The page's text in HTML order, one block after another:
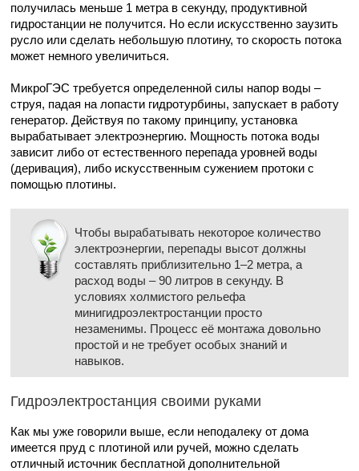
получилась меньше 1 метра в секунду, продуктивной
гидростанции не получится. Но если искусственно заузить
русло или сделать небольшую плотину, то скорость потока
может немного увеличиться.
МикроГЭС требуется определенной силы напор воды –
струя, падая на лопасти гидротурбины, запускает в работу
генератор. Действуя по такому принципу, установка
вырабатывает электроэнергию. Мощность потока воды
зависит либо от естественного перепада уровней воды
(деривация), либо искусственным сужением протоки с
помощью плотины.
Чтобы вырабатывать некоторое количество
электроэнергии, перепады высот должны
составлять приблизительно 1–2 метра, а
расход воды – 90 литров в секунду. В
условиях холмистого рельефа
минигидроэлектростанции просто
незаменимы. Процесс её монтажа довольно
простой и не требует особых знаний и
навыков.
Гидроэлектростанция своими руками
Как мы уже говорили выше, если неподалеку от дома
имеется пруд с плотиной или ручей, можно сделать
отличный источник бесплатной дополнительной